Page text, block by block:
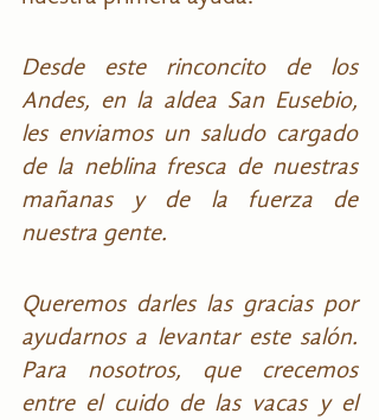
Desde este rinconcito de los
Andes, en la aldea San Eusebio,
les enviamos un saludo cargado
de la neblina fresca de nuestras
mañanas y de la fuerza de
nuestra gente.
Queremos darles las gracias por
ayudarnos a levantar este salón.
Para nosotros, que crecemos
entre el cuido de las vacas y el